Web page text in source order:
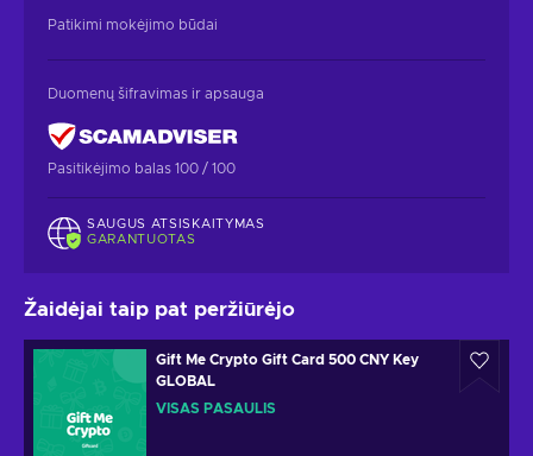
Patikimi mokėjimo būdai
Duomenų šifravimas ir apsauga
Pasitikėjimo balas 100 / 100
SAUGUS ATSISKAITYMAS
GARANTUOTAS
Žaidėjai taip pat peržiūrėjo
Gift Me Crypto Gift Card 500 CNY Key
GLOBAL
VISAS PASAULIS